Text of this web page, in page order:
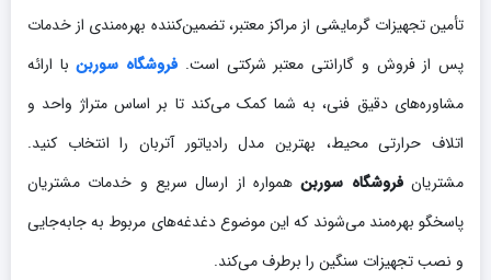
تأمین تجهیزات گرمایشی از مراکز معتبر، تضمین‌کننده بهره‌مندی از خدمات
پس از فروش و گارانتی معتبر شرکتی است. فروشگاه سوربنبا ارائه
مشاوره‌های دقیق فنی، به شما کمک می‌کند تا بر اساس متراژ واحد و
اتلاف حرارتی محیط، بهترین مدل رادیاتور آتربان را انتخاب کنید.
مشتریانفروشگاه سوربنهمواره از ارسال سریع و خدمات مشتریان
پاسخگو بهره‌مند می‌شوند که این موضوع دغدغه‌های مربوط به جابه‌جایی
و نصب تجهیزات سنگین را برطرف می‌کند.